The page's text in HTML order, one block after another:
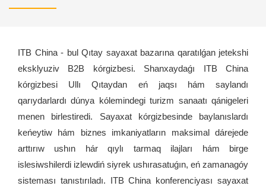
ITB China - bul Qıtay sayaxat bazarına qaratılǵan jetekshi
eksklyuziv B2B kórgizbesi. Shanxaydaǵı ITB China
kórgizbesi Ullı Qıtaydan eń jaqsı hám saylandı
qarıydarlardı dúnya kólemindegi turizm sanaatı qánigeleri
menen birlestiredi. Sayaxat kórgizbesinde baylanıslardı
keńeytiw hám biznes imkaniyatların maksimal dárejede
arttırıw ushın hár qıylı tarmaq ilajları hám birge
islesiwshilerdi izlewdiń siyrek ushırasatuǵın, eń zamanagóy
sisteması tanıstırıladı. ITB China konferenciyası sayaxat